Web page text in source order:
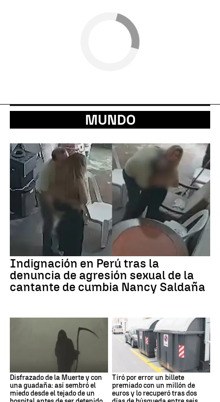
MUNDO
Indignación en Perú tras la
denuncia de agresión sexual de la
cantante de cumbia Nancy Saldaña
Disfrazado de la Muerte y con
una guadaña: así sembró el
miedo desde el tejado de un
Tiró por error un billete
premiado con un millón de
euros y lo recuperó tras dos